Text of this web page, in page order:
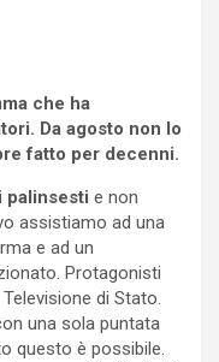
che ha
Da agosto non lo
fatto per decenni.
palinsesti e non
assistiamo ad una
e ad un
Protagonisti
di Stato.
una sola puntata
questo è possibile.